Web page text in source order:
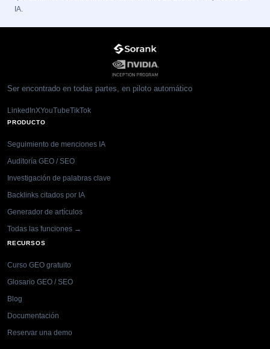
IA.
Ser encontrado en todas partes, en piloto automático
LinkedInXYouTubeTikTok
PRODUCTO
Seguimiento de menciones IA
Auditoría GEO / SEO
Investigación de palabras clave
Backlinks citados por IA
Generador de artículos
Todas las funciones →
RECURSOS
Curso GEO gratuito
Glosario GEO / SEO
Blog
Documentación
Reservar una demo